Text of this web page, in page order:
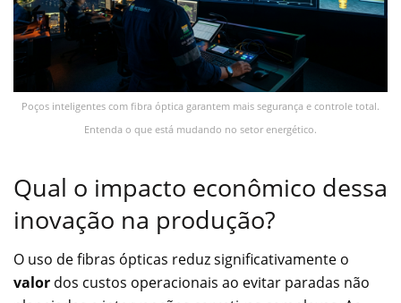
Poços inteligentes com fibra óptica garantem mais segurança e controle total.
Entenda o que está mudando no setor energético.
Qual o impacto econômico dessa
inovação na produção?
O uso de fibras ópticas reduz significativamente o
valor dos custos operacionais ao evitar paradas não